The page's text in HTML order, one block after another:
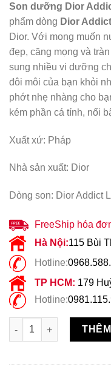
là:
Son dưỡng Dior
phẩm dòng Dior
Dior. Với mong muốn
đẹp, căng mọng và
sung nhiều vi dưỡng
đôi môi của bạn khỏi
phớt nhẹ nhàng cho
kém phần cá tính, nổi
Xuất xứ: Pháp
Nhà sản xuất: Dior
Dòng son: Dior Addict
FreeShip hóa
Hà Nội:115 Bùi
Hotline:
TP HCM: 179
Hotline:
Son dưỡng Dior Addict